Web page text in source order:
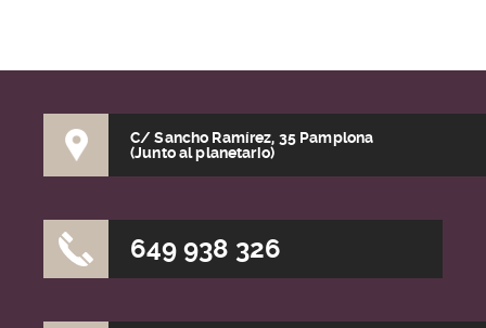
C/ Sancho Ramírez, 35 Pamplona
(Junto al planetario)
649 938 326